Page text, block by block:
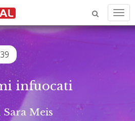
infuocati
Sara Meis